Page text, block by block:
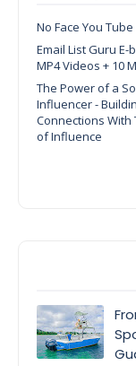
No Face You Tube
Email List Guru E-
MP4 Videos + 10
The Power of a
Influencer -
Connections With
of Influence